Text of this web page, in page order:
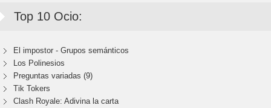
Top 10 Ocio:
El impostor - Grupos semánticos
Los Polinesios
Preguntas variadas (9)
Tik Tokers
Clash Royale: Adivina la carta